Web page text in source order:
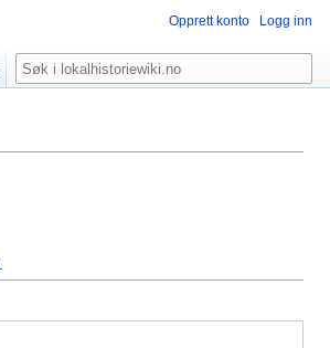
Opprett konto Logg inn
Søk